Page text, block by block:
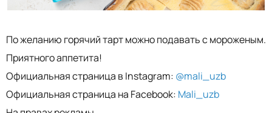
По желанию горячий тарт можно подавать с мороженым.
Приятного аппетита!
Официальная страница в Instagram: @mali_uzb
Официальная страница на Facebook: Mali_uzb